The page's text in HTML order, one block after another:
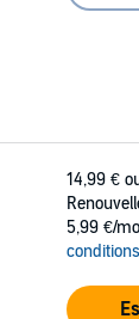
14,99 €
5,99 €/